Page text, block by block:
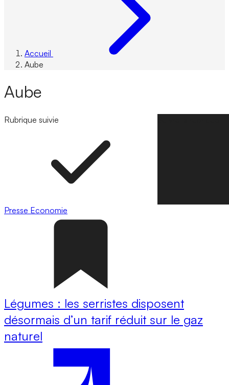
Accueil
Aube
Aube
Rubrique suivie
Presse Economie
Légumes : les serristes disposent
désormais d’un tarif réduit sur le gaz
naturel